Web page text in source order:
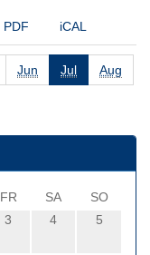
PDF iCAL
Jun Jul Aug
FR SA
SO
3 4 5